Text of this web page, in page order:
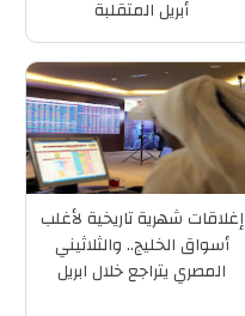
أبريل المتقلبة
إغلاقات شهرية تاريخية لأغلب
أسواق الخليج.. والثلاثيني
المصري يتراجع خلال ابريل